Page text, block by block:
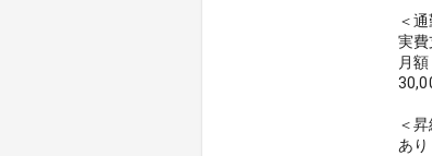
＜
実費
月額
＜昇
あり